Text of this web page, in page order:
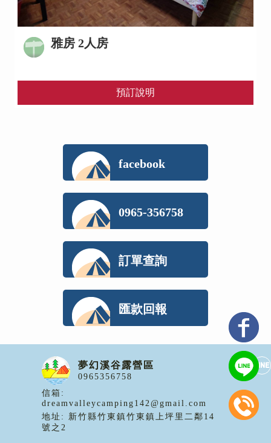
雅房 2人房
預訂說明
facebook
0965-356758
訂單查詢
匯款回報
夢幻溪谷露營區
0965356758
信箱:
dreamvalleycamping142@gmail.com
地址:
新竹縣竹東鎮竹東鎮上坪里二鄰14
號之2